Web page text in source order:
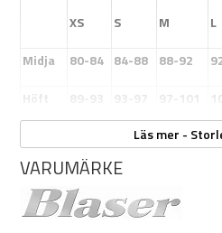
Torktumla på låg temperatur
Stryk på låg värme
XS
S
M
L
Midja
80-84 84-88 88-92
Höft
89-93 93-97 97-101
81
Läs mer -
VARUMÄRKE